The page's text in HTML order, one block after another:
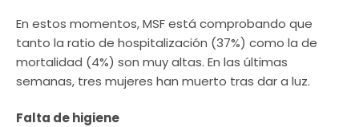
En estos momentos, MSF está comprobando que
tanto la ratio de hospitalización (37%) como la de
mortalidad (4%) son muy altas. En las últimas
semanas, tres mujeres han muerto tras dar a luz.
Falta de higiene